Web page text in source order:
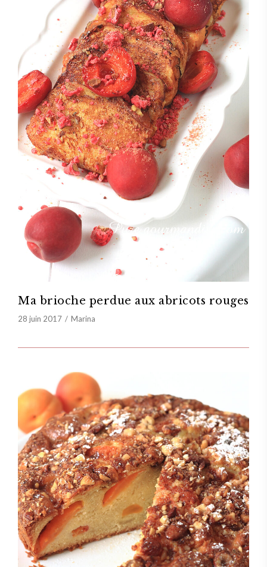
Ma brioche perdue aux abricots rouges
28 juin 2017 Marina